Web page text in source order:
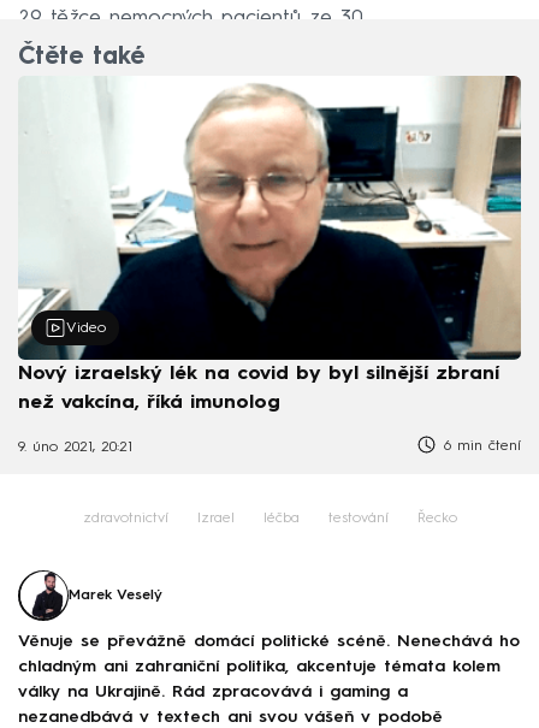
29 těžce nemocných pacientů ze 30.
Čtěte také
Video
Nový izraelský lék na covid by byl silnější zbraní
než vakcína, říká imunolog
9. úno 2021, 20:21 6 min čtení
zdravotnictví Izrael léčba testování Řecko
Marek Veselý
Věnuje se převážně domácí politické scéně. Nenechává ho
chladným ani zahraniční politika, akcentuje témata kolem
války na Ukrajině. Rád zpracovává i gaming a
nezanedbává v textech ani svou vášeň v podobě